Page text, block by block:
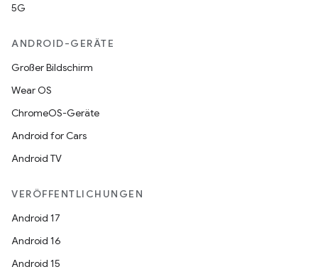
5G
ANDROID-GERÄTE
Großer Bildschirm
Wear OS
ChromeOS-Geräte
Android for Cars
Android TV
VERÖFFENTLICHUNGEN
Android 17
Android 16
Android 15